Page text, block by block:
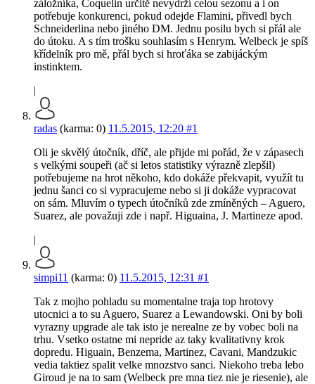
záložníka, Coquelin určitě nevydrží celou sezonu a i on
potřebuje konkurenci, pokud odejde Flamini, přivedl bych
Schneiderlina nebo jiného DM. Jednu posilu bych si přál ale
do útoku. A s tím trošku souhlasím s Henrym. Welbeck je spíš
křídelník pro mě, přál bych si hroťáka se zabijáckým
instinktem.
|
radas (karma: 0) 11.5.2015, 12:20 #1
Oli je skvělý útočník, dříč, ale přijde mi pořád, že v zápasech
s velkými soupeři (ač si letos statistiky výrazně zlepšil)
potřebujeme na hrot někoho, kdo dokáže překvapit, využít tu
jednu šanci co si vypracujeme nebo si ji dokáže vypracovat
on sám. Mluvím o typech útočníků zde zmíněných – Aguero,
Suarez, ale považuji zde i např. Higuaina, J. Martineze apod.
|
simpi11 (karma: 0) 11.5.2015, 12:31 #1
Tak z mojho pohladu su momentalne traja top hrotovy
utocnici a to su Aguero, Suarez a Lewandowski. Oni by boli
vyrazny upgrade ale tak isto je nerealne ze by vobec boli na
trhu. Vsetko ostatne mi nepride az taky kvalitativny krok
dopredu. Higuain, Benzema, Martinez, Cavani, Mandzukic
vedia taktiez spalit velke mnozstvo sanci. Niekoho treba lebo
Giroud je na to sam (Welbeck pre mna tiez nie je riesenie), ale